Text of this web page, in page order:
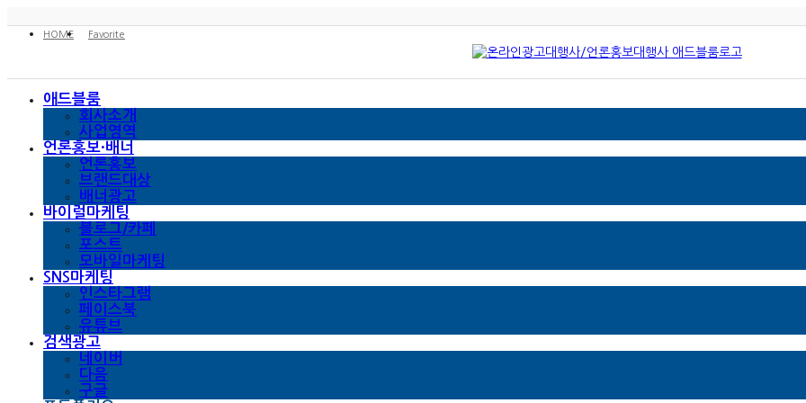
HOME
Favorite
애드블룸
회사소개
사업영역
언론홍보·배너
언론홍보
브랜드대상
배너광고
바이럴마케팅
블로그/카페
포스트
모바일마케팅
SNS마케팅
인스타그램
페이스북
유튜브
검색광고
네이버
다음
구글